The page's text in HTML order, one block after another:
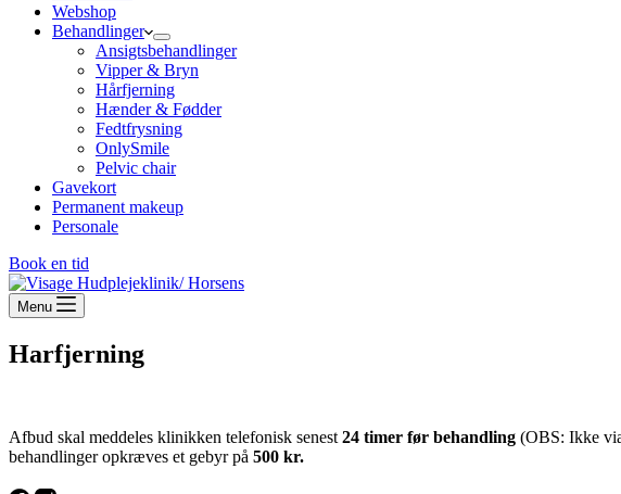
Webshop
Behandlinger
Ansigtsbehandlinger
Vipper & Bryn
Hårfjerning
Hænder & Fødder
Fedtfrysning
OnlySmile
Pelvic chair
Gavekort
Permanent makeup
Personale
Book en tid
Menu
Harfjerning
Afbud skal meddeles klinikken telefonisk senest 24 timer før behandling (OBS: Ikke
behandlinger opkræves et gebyr på 500 kr.